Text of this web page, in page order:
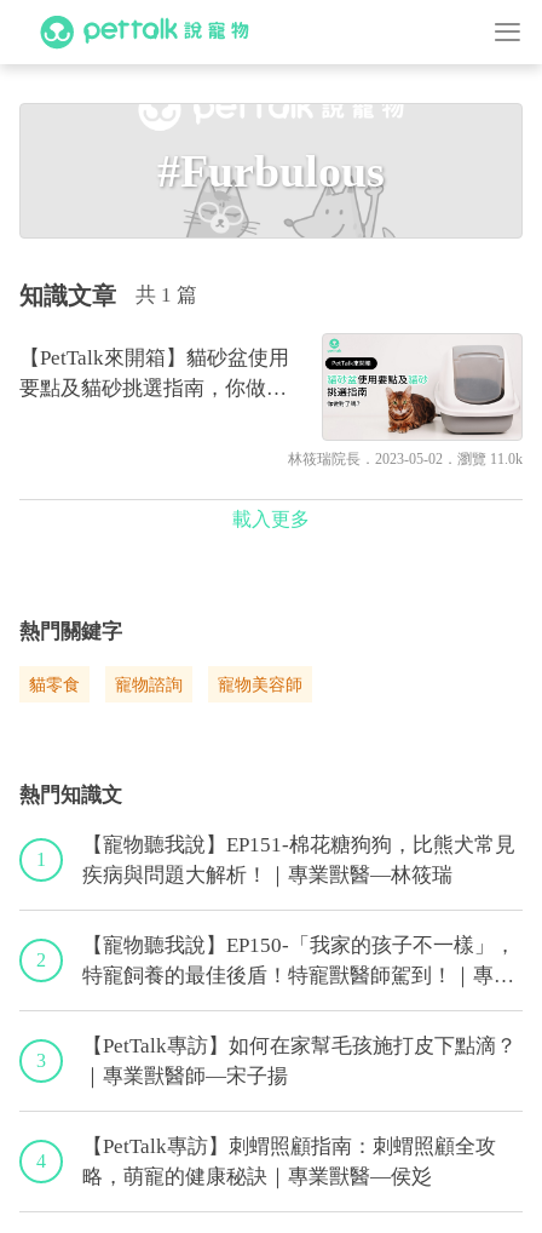
#Furbulous
知識文章 共 1 篇
【PetTalk來開箱】貓砂盆使用
要點及貓砂挑選指南，你做對
林筱瑞院長 ．2023-05-02． 瀏覽 11.0k
載入更多
熱門關鍵字
貓零食 寵物諮詢 寵物美容師
熱門知識文
1
【寵物聽我說】EP151-棉花糖狗狗，比熊犬常見
疾病與問題大解析！｜專業獸醫—林筱瑞
2
【寵物聽我說】EP150-「我家的孩子不一樣」，
特寵飼養的最佳後盾！特寵獸醫師駕到！｜專業
獸醫—侯彣
3
【PetTalk專訪】如何在家幫毛孩施打皮下點滴？
｜專業獸醫師—宋子揚
4
【PetTalk專訪】刺蝟照顧指南：刺蝟照顧全攻
略，萌寵的健康秘訣｜專業獸醫—侯彣